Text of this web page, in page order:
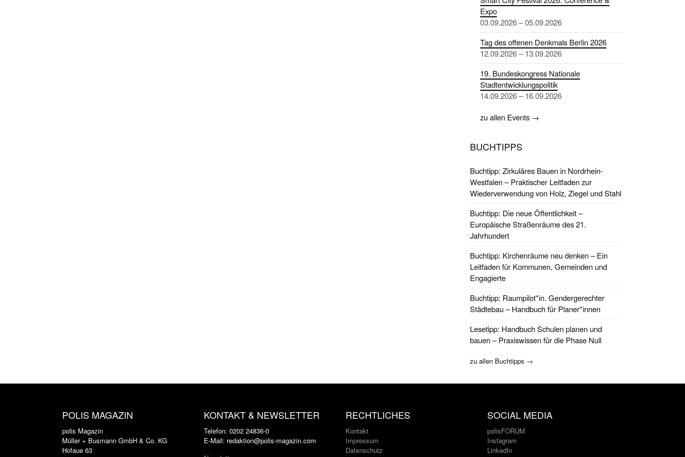
Expo
03.09.2026 – 05.09.2026
Tag des offenen Denkmals Berlin 2026
12.09.2026 – 13.09.2026
19. Bundeskongress Nationale
Stadtentwicklungspolitik
14.09.2026 – 16.09.2026
zu allen Events →
BUCHTIPPS
Buchtipp: Zirkuläres Bauen in Nordrhein-
Westfalen – Praktischer Leitfaden zur
Wiederverwendung von Holz, Ziegel und Stahl
Buchtipp: Die neue Öffentlichkeit –
Europäische Straßenräume des 21.
Jahrhundert
Buchtipp: Kirchenräume neu denken – Ein
Leitfaden für Kommunen, Gemeinden und
Engagierte
Buchtipp: Raumpilot*in. Gendergerechter
Städtebau – Handbuch für Planer*innen
Lesetipp: Handbuch Schulen planen und
bauen – Praxiswissen für die Phase Null
zu allen Buchtipps →
POLIS MAGAZIN
polis Magazin
Müller + Busmann GmbH & Co. KG
Hofaue 63
KONTAKT & NEWSLETTER
Telefon: 0202 24836-0
E-Mail: redaktion@polis-magazin.com
RECHTLICHES
Kontakt
Impressum
Datenschutz
SOCIAL MEDIA
polisFORUM
Instagram
LinkedIn